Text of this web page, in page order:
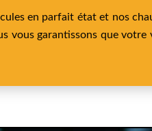
en parfait état et nos
vous garantissons que votre